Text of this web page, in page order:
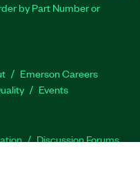
by Part Number or
Emerson Careers
Events
Discussion Forums